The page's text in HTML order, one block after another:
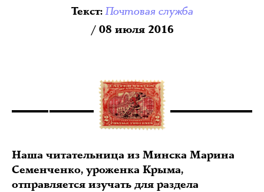
Текст:Почтовая служба
/ 08 июля 2016
Наша читательница из Минска Марина
Семенченко, уроженка Крыма,
отправляется изучать для раздела